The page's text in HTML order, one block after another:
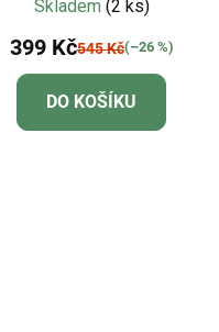
Skladem (2 ks)
399 Kč545 Kč(–26 %)
DO KOŠÍKU